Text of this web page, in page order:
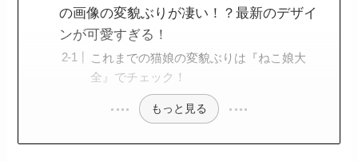
の画像の変貌ぶりが凄い！？最新のデザイ
ンが可愛すぎる！
これまでの猫娘の変貌ぶりは『ねこ娘大
全』でチェック！
もっと見る